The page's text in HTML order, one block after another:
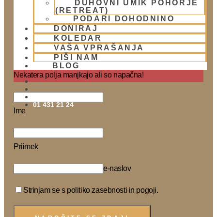
DUHOVNI UMIK POHORJE
(RETREAT)
PODARI DOHODNINO
DONIRAJ
KOLEDAR
VAŠA VPRAŠANJA
PIŠI NAM
BLOG
01 431 21 24
Naročite se na Krišnove novičke
Prosim potrdite vaše naročilo na prejemanje eNovic!
Nekatera polja manjkajo ali so napačna!
Ime
Priimek
e-naslov
Strinjam se s politiko zasebnosti in pogoji.